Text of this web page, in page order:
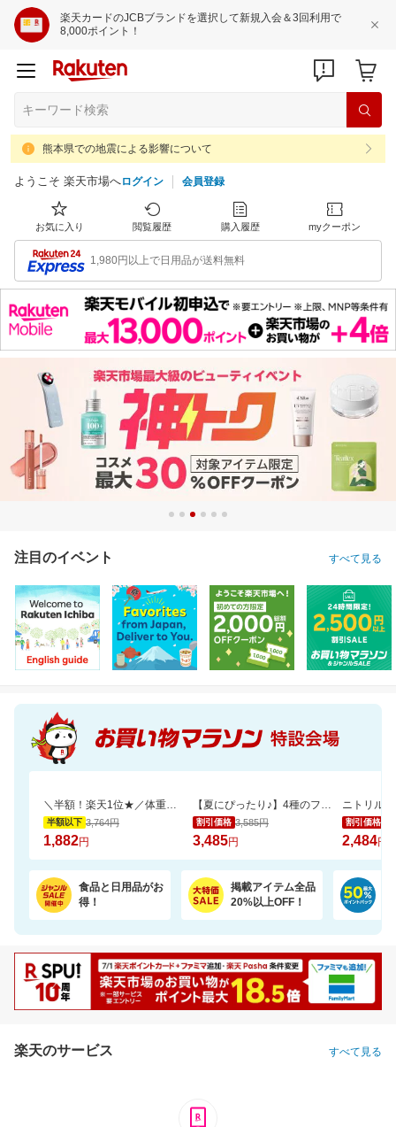
楽天カードのJCBブランドを選択して新規入会＆3回利用で
8,000ポイント！
熊本県での地震による影響について
ようこそ 楽天市場へログイン 会員登録
お気に入り 閲覧履歴 購入履歴 myクーポン
1,980円以上で日用品が送料無料
注目のイベント すべて見る
＼半額！楽天1位★／体重・体脂肪・ウエスト周囲径・BMI値が気になるあなたへ！
半額以下 3,764円
1,882円
【夏にぴったり♪】4種のフレーバーが楽しめる。ひんやり爽やかなサブレサンドアイス
割引価格 3,585円
3,485円
割引価格
2,484円
食品と日用品がお
得！
掲載アイテム全品
20%以上OFF！
楽天のサービス すべて見る